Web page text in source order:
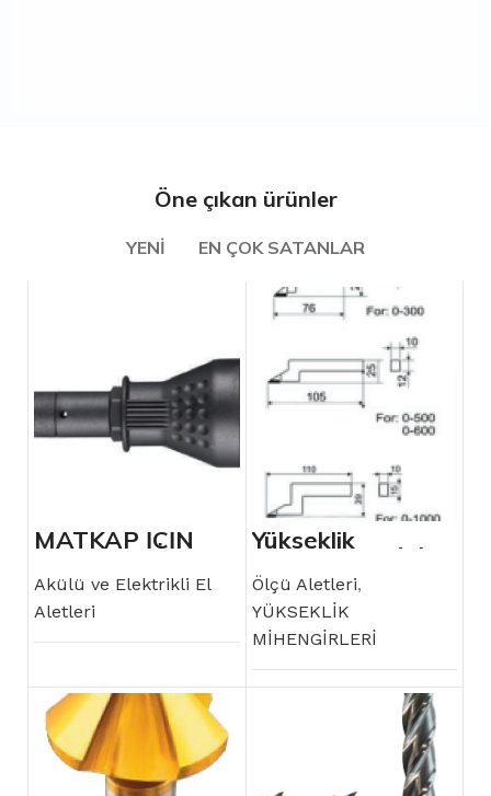
Öne çıkan ürünler
YENI EN ÇOK SATANLAR
MATKAP İÇİN
POP PERÇİN
ADAPTÖRÜ 1/4″
Akülü ve Elektrikli El
Aletleri
Yükseklik
Mihengiri Yedek
Uçları
Ölçü Aletleri,
YÜKSEKLİK
MİHENGİRLERİ